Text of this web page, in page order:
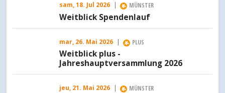
sam, 18. Jul 2026 | MÜNSTER
Weitblick Spendenlauf
mar, 26. Mai 2026 | PLUS
Weitblick plus -
Jahreshauptversammlung 2026
jeu, 21. Mai 2026 | MÜNSTER